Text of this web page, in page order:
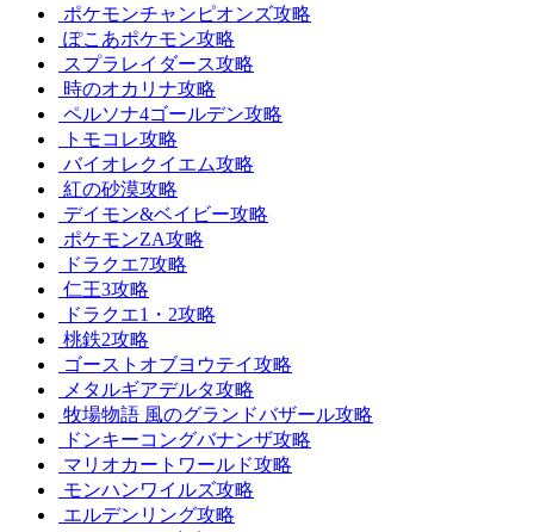
ポケモンチャンピオンズ攻略
ぽこあポケモン攻略
スプラレイダース攻略
時のオカリナ攻略
ペルソナ4ゴールデン攻略
トモコレ攻略
バイオレクイエム攻略
紅の砂漠攻略
デイモン&ベイビー攻略
ポケモンZA攻略
ドラクエ7攻略
仁王3攻略
ドラクエ1・2攻略
桃鉄2攻略
ゴーストオブヨウテイ攻略
メタルギアデルタ攻略
牧場物語 風のグランドバザール攻略
ドンキーコングバナンザ攻略
マリオカートワールド攻略
モンハンワイルズ攻略
エルデンリング攻略